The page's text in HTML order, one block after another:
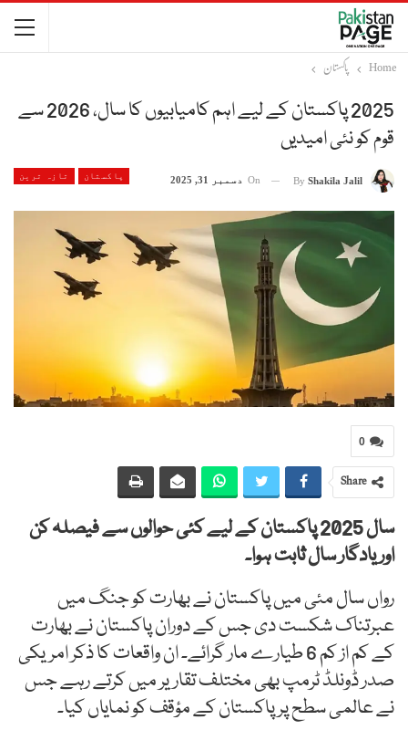
Home
پاکستان
2025 پاکستان کے لیے اہم کامیابیوں کا سال، 2026 سے
قوم کو نئی امیدیں
پاکستان تازہ ترین By Shakila Jalil
On دسمبر 31, 2025
0
Share
سال 2025 پاکستان کے لیے کئی حوالوں سے فیصلہ کن
اور یادگار سال ثابت ہوا۔
رواں سال مئی میں پاکستان نے بھارت کو جنگ میں
عبرتناک شکست دی جس کے دوران پاکستان نے بھارت
کے کم از کم 6 طیارے مار گرائے۔ ان واقعات کا ذکر امریکی
صدر ڈونلڈ ٹرمپ بھی مختلف تقاریر میں کرتے رہے جس
نے عالمی سطح پر پاکستان کے مؤقف کو نمایاں کیا۔